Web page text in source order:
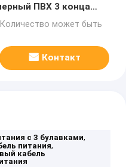
ПВХ 3 конца
1,5 метра 5 футов
для дома
Количество может быть
Контакт
с 3 булавками,
питания,
кабель